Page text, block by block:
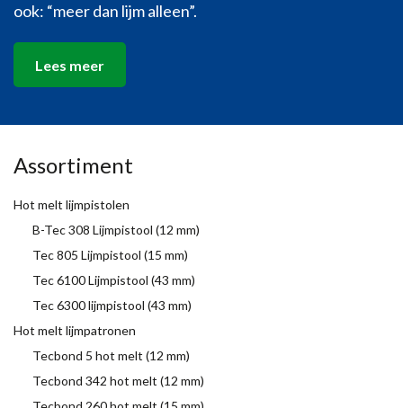
ook: “meer dan lijm alleen”.
Lees meer
Assortiment
Hot melt lijmpistolen
B-Tec 308 Lijmpistool (12 mm)
Tec 805 Lijmpistool (15 mm)
Tec 6100 Lijmpistool (43 mm)
Tec 6300 lijmpistool (43 mm)
Hot melt lijmpatronen
Tecbond 5 hot melt (12 mm)
Tecbond 342 hot melt (12 mm)